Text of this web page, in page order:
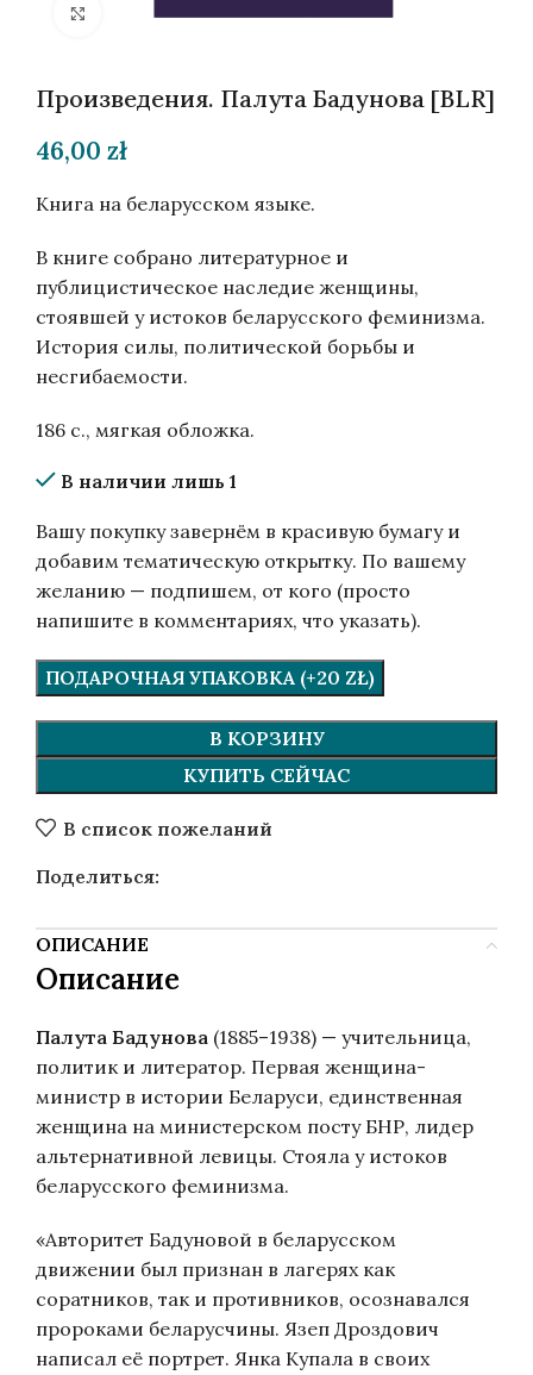
Нажмите, чтобы увеличить
Произведения. Палута Бадунова [BLR]
46,00 zł
Книга на беларусском языке.
В книге собрано литературное и
публицистическое наследие женщины,
стоявшей у истоков беларусского феминизма.
История силы, политической борьбы и
несгибаемости.
186 с., мягкая обложка.
В наличии лишь 1
Вашу покупку завернём в красивую бумагу и
добавим тематическую открытку. По вашему
желанию — подпишем, от кого (просто
напишите в комментариях, что указать).
ПОДАРОЧНАЯ УПАКОВКА (+20 ZŁ)
В КОРЗИНУ
КУПИТЬ СЕЙЧАС
В список пожеланий
Поделиться:
ОПИСАНИЕ
Описание
Палута Бадунова (1885–1938) — учительница,
политик и литератор. Первая женщина-
министр в истории Беларуси, единственная
женщина на министерском посту БНР, лидер
альтернативной левицы. Стояла у истоков
беларусского феминизма.
«Авторитет Бадуновой в беларусском
движении был признан в лагерях как
соратников, так и противников, осознавался
пророками беларусчины. Язеп Дроздович
написал её портрет. Янка Купала в своих